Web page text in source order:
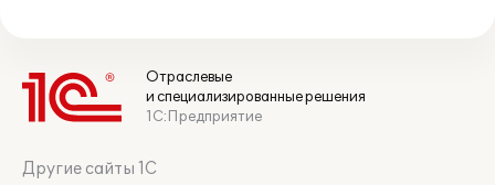
Отраслевые
и специализированные решения
1С:Предприятие
Другие сайты 1С